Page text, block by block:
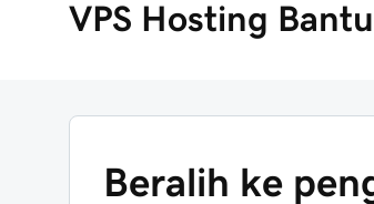
VPS Hosting
Beralih ke